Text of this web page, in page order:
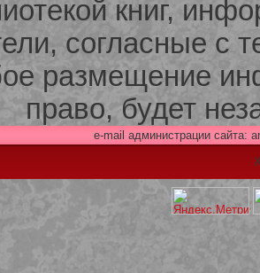
книг,
согласные с
размещение
право, будет
e-mail администрации сайта: